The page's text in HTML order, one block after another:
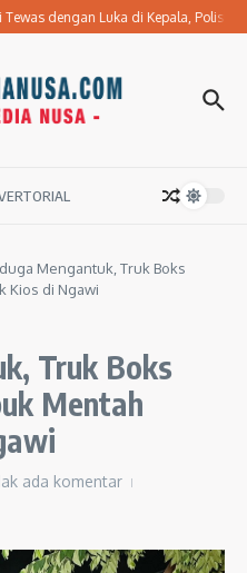
dengan Luka di Kepala, Polisi
Mengantuk, Truk Boks
Kios di Ngawi
Truk Boks
Mentah
ada komentar